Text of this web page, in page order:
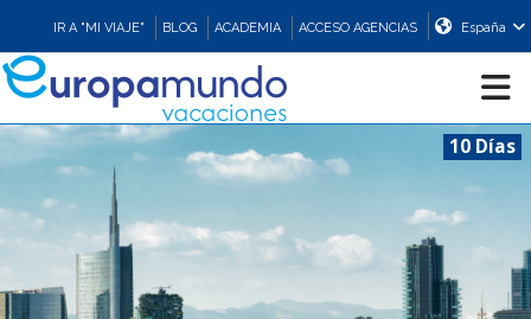
IR A "MI VIAJE" BLOG ACADEMIA ACCESO AGENCIAS España
CRUCEROS
EUROPA
ASIA
10 Días